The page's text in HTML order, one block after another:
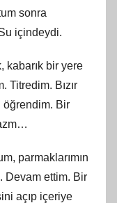
sonra
içindeydi.
kabarık bir yere
Titredim. Bızır
Bir
parmaklarımın
Devam ettim. Bir
açıp içeriye